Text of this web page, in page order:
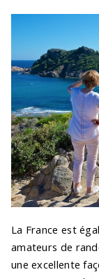
La France est
amateurs de
une excellente